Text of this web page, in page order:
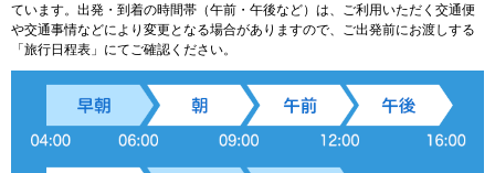
ています。出発・到着の時間帯（午前・午後など）は、ご利用いただく交通便
や交通事情などにより変更となる場合がありますので、ご出発前にお渡しする
「旅行日程表」にてご確認ください。